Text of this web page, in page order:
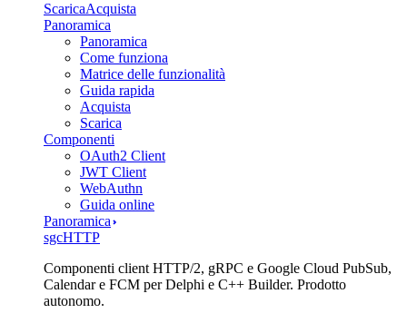
ScaricaAcquista
Panoramica
Panoramica
Come funziona
Matrice delle funzionalità
Guida rapida
Acquista
Scarica
Componenti
OAuth2 Client
JWT Client
WebAuthn
Guida online
Panoramica
sgcHTTP
Componenti client HTTP/2, gRPC e Google Cloud PubSub,
Calendar e FCM per Delphi e C++ Builder. Prodotto
autonomo.